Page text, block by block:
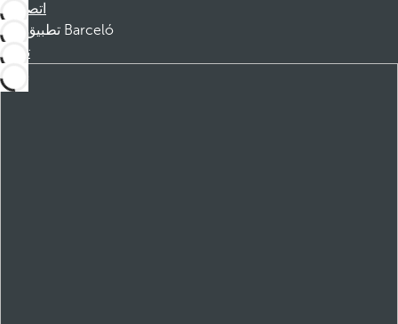
اتصل بنا
تطبيق Barceló
تنزيل